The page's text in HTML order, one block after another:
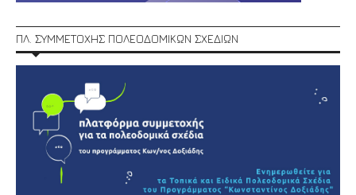
ΠΛ. ΣΥΜΜΕΤΟΧΗΣ ΠΟΛΕΟΔΟΜΙΚΩΝ ΣΧΕΔΙΩΝ